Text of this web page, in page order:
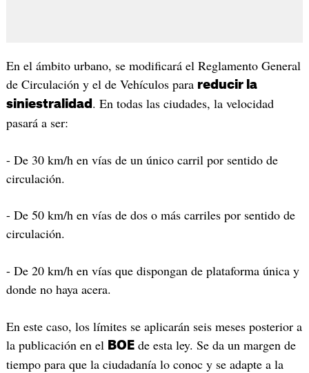
En el ámbito urbano, se modificará el Reglamento General
de Circulación y el de Vehículos para reducir la
siniestralidad . En todas las ciudades, la velocidad
pasará a ser:
- De 30 km/h en vías de un único carril por sentido de
circulación.
- De 50 km/h en vías de dos o más carriles por sentido de
circulación.
- De 20 km/h en vías que dispongan de plataforma única y
donde no haya acera.
En este caso, los límites se aplicarán seis meses posterior a
la publicación en el BOEde esta ley. Se da un margen de
tiempo para que la ciudadanía lo conoc y se adapte a la